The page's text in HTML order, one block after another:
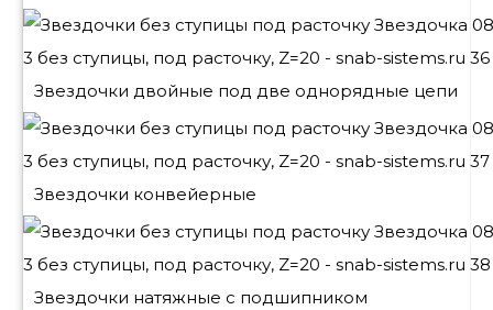
Звездочки двойные под две однорядные цепи
Звездочки конвейерные
Звездочки натяжные с подшипником